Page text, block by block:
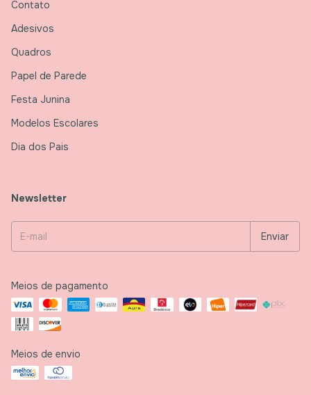
Contato
Adesivos
Quadros
Papel de Parede
Festa Junina
Modelos Escolares
Dia dos Pais
Newsletter
Meios de pagamento
Meios de envio